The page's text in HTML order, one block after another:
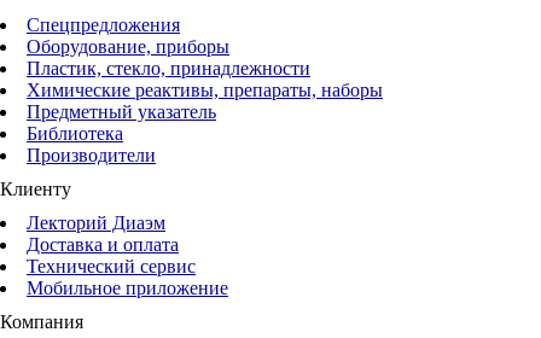
Спецпредложения
Оборудование, приборы
Пластик, стекло, принадлежности
Химические реактивы, препараты, наборы
Предметный указатель
Библиотека
Производители
Клиенту
Лекторий Диаэм
Доставка и оплата
Технический сервис
Мобильное приложение
Компания